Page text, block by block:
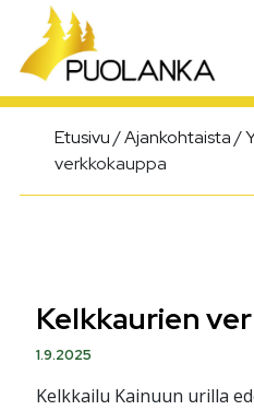
Päävalikko
Etusivu/Ajankohtaista/
verkkokauppa
Kelkkaurien
1.9.2025
Kelkkailu Kainuun urilla